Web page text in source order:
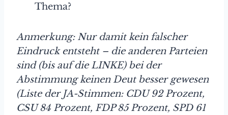
Thema?
Anmerkung: Nur damit kein falscher
Eindruck entsteht – die anderen Parteien
sind (bis auf die LINKE) bei der
Abstimmung keinen Deut besser gewesen
(Liste der JA-Stimmen: CDU 92 Prozent,
CSU 84 Prozent, FDP 85 Prozent, SPD 61